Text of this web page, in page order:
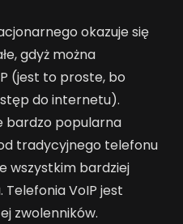
okazuje się
gdyż można
(jest to proste, bo
do internetu).
bardzo popularna
tradycyjnego telefonu
wszystkim bardziej
VoIP jest
zwolenników.